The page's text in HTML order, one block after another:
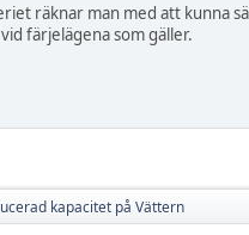
räknar man med att kunna
färjelägena som gäller.
kapacitet på Vättern